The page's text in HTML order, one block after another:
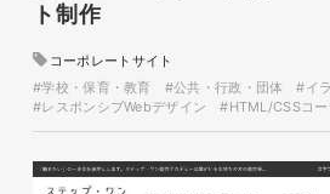
#アパ
glitter8様 吹き出しPOP
印刷物
#アパレル・ファッション
ト制作
コーポレートサイト
#学校・保育・教育
#公共・行政・団体
#イ
#レスポンシブWebデザイン
#HTML/CSSコー